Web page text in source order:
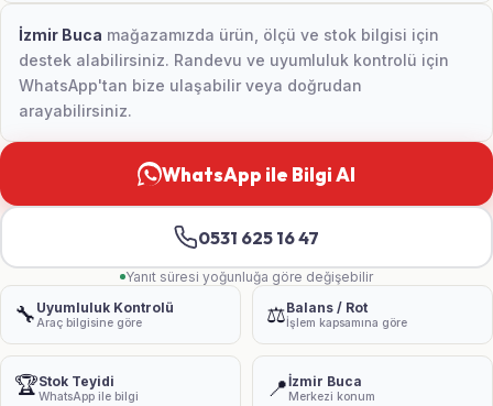
İzmir Buca mağazamızda ürün, ölçü ve stok bilgisi için
destek alabilirsiniz. Randevu ve uyumluluk kontrolü için
WhatsApp'tan bize ulaşabilir veya doğrudan
arayabilirsiniz.
WhatsApp ile Bilgi Al
0531 625 16 47
Yanıt süresi yoğunluğa göre değişebilir
🔧 Uyumluluk Kontrolü
Araç bilgisine göre ⚖️Balans / Rot
İşlem kapsamına göre
🏆Stok Teyidi
WhatsApp ile bilgi 📍İzmir Buca
Merkezi konum